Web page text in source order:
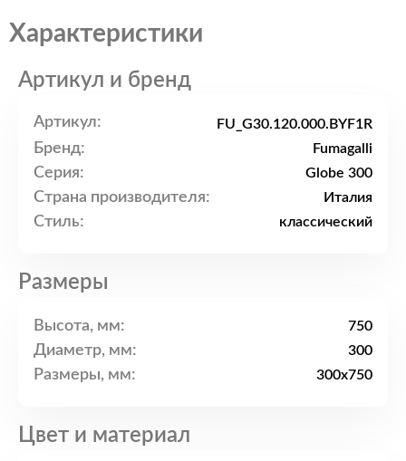
Характеристики
Артикул и бренд
Артикул: FU_G30.120.000.BYF1R
Бренд: Fumagalli
Серия: Globe 300
Страна производителя: Италия
Стиль: классический
Размеры
Высота, мм: 750
Диаметр, мм: 300
Размеры, мм: 300x750
Цвет и материал